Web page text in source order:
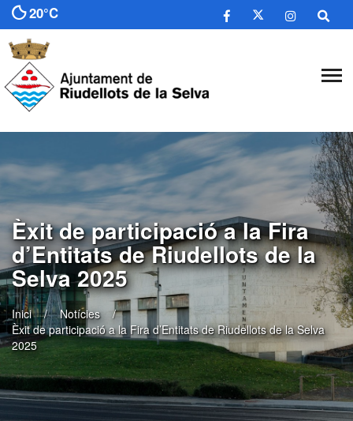
20°C
​Èxit de participació a la Fira
d’Entitats de Riudellots de la
Selva 2025
Inici
Notícies
​Èxit de participació a la Fira d’Entitats de Riudellots de la Selva
2025